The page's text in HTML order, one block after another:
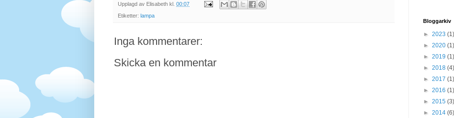
Upplagd av Elisabeth kl. 00:07
Etiketter: lampa
Inga kommentarer:
Skicka en kommentar
Bloggarkiv
► 2023 (1)
► 2020 (1)
► 2019 (1)
► 2018 (4)
► 2017 (1)
► 2016 (1)
► 2015 (3)
► 2014 (6)